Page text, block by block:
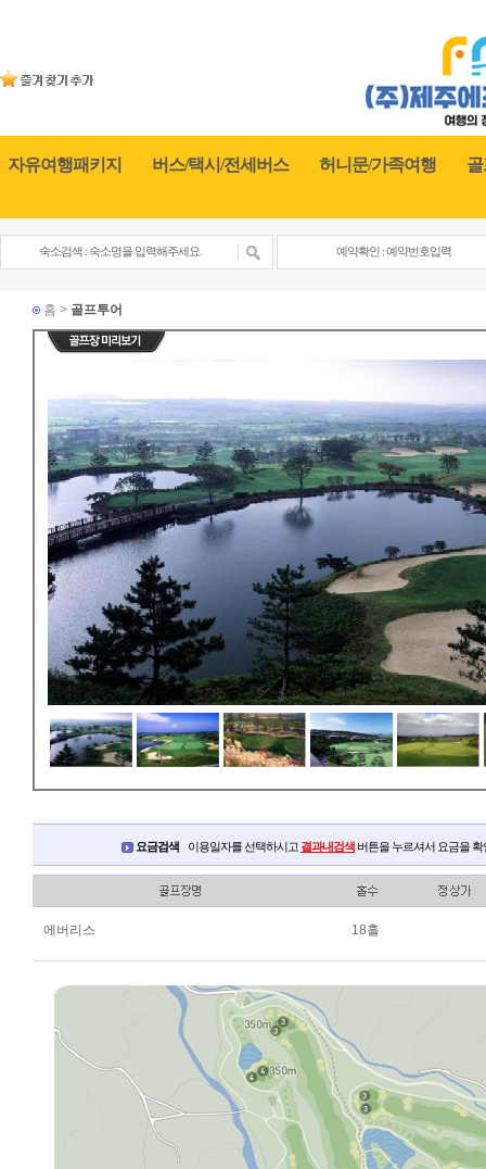
자유여행패키지 버스/택시/전세버스 허니문/가족여행
홈 > 골프투어
요금검색 이용일자를 선택하시고 결과내검색 버튼을 누르셔서 요금을 확
에버리스 18홀